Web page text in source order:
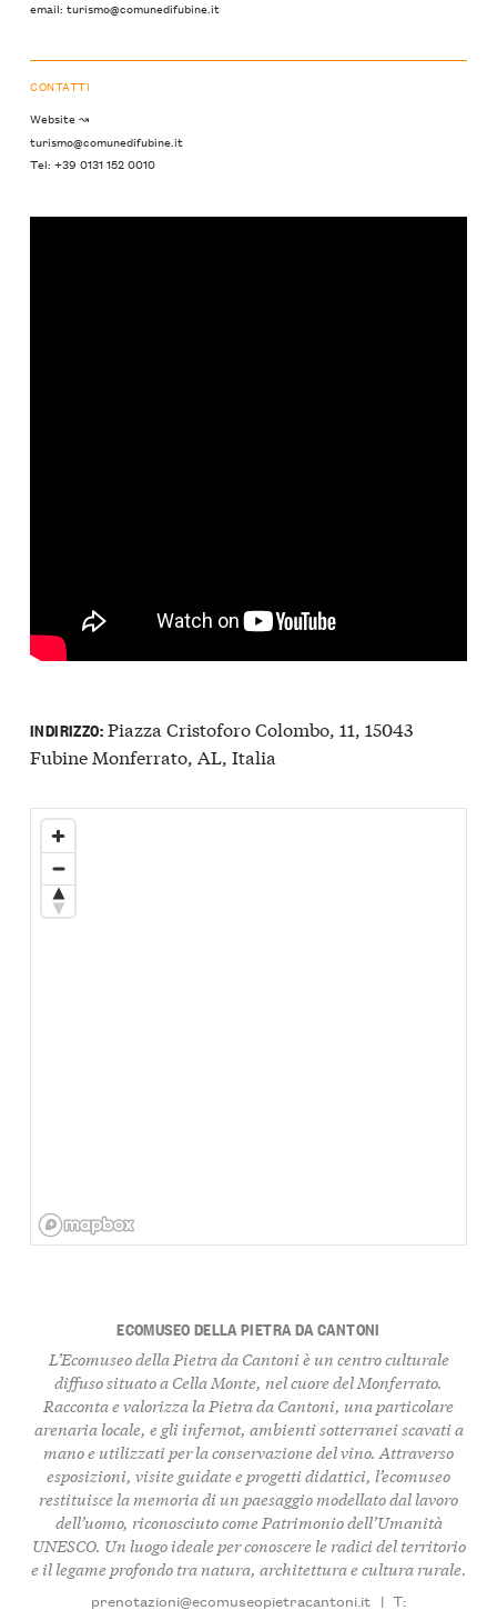
email: turismo@comunedifubine.it
CONTATTI
Website ↝
turismo@comunedifubine.it
Tel: +39 0131 152 0010
INDIRIZZO:Piazza Cristoforo Colombo, 11, 15043
Fubine Monferrato, AL, Italia
ECOMUSEO DELLA PIETRA DA CANTONI
L’Ecomuseo della Pietra da Cantoni è un centro culturale
diffuso situato a Cella Monte, nel cuore del Monferrato.
Racconta e valorizza la Pietra da Cantoni, una particolare
arenaria locale, e gli infernot, ambienti sotterranei scavati a
mano e utilizzati per la conservazione del vino. Attraverso
esposizioni, visite guidate e progetti didattici, l’ecomuseo
restituisce la memoria di un paesaggio modellato dal lavoro
dell’uomo, riconosciuto come Patrimonio dell’Umanità
UNESCO. Un luogo ideale per conoscere le radici del territorio
e il legame profondo tra natura, architettura e cultura rurale.
prenotazioni@ecomuseopietracantoni.it | T: